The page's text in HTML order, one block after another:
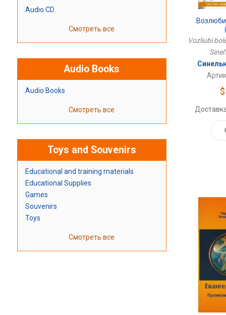
Audio CD
Смотреть все
Audio Books
Audio Books
Смотреть все
Toys and Souvenirs
Educational and training materials
Educational Supplies
Games
Souvenirs
Toys
Смотреть все
Vozliubi